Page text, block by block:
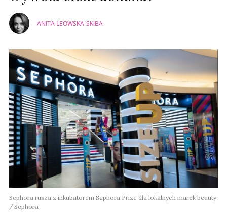
ANITA LEOWSKA-SKIBA
Sephora rusza z inkubatorem Sephora Prize dla lokalnych marek beauty
Sephora